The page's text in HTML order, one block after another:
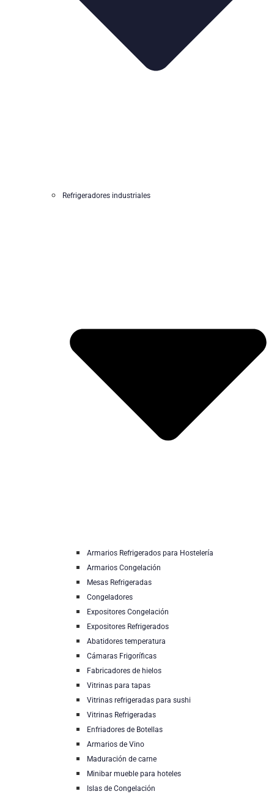
Refrigeradores industriales
Armarios Refrigerados para Hostelería
Armarios Congelación
Mesas Refrigeradas
Congeladores
Expositores Congelación
Expositores Refrigerados
Abatidores temperatura
Cámaras Frigoríficas
Fabricadores de hielos
Vitrinas para tapas
Vitrinas refrigeradas para sushi
Vitrinas Refrigeradas
Enfriadores de Botellas
Armarios de Vino
Maduración de carne
Minibar mueble para hoteles
Islas de Congelación